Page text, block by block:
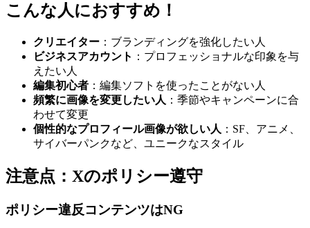
こんな人におすすめ！
クリエイター ：ブランディングを強化したい人
ビジネスアカウント ：プロフェッショナルな印象を与
えたい人
編集初心者 ：編集ソフトを使ったことがない人
頻繁に画像を変更したい人 ：季節やキャンペーンに合
わせて変更
個性的なプロフィール画像が欲しい人 ：SF、アニメ、
サイバーパンクなど、ユニークなスタイル
注意点：Xのポリシー遵守
ポリシー違反コンテンツはNG